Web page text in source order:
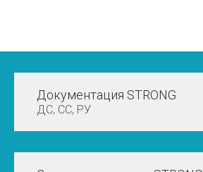
Документация STRONG
ДС, СС, РУ